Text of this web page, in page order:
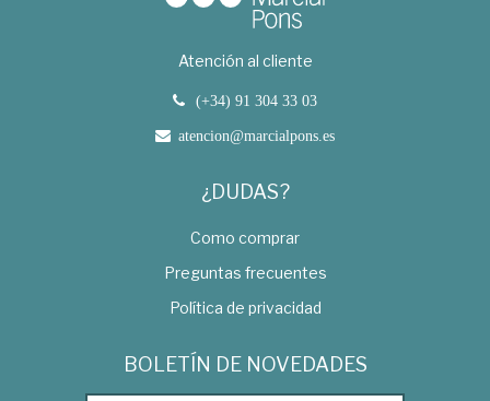
Atención al cliente
(+34) 91 304 33 03
atencion@marcialpons.es
¿DUDAS?
Como comprar
Preguntas frecuentes
Política de privacidad
BOLETÍN DE NOVEDADES